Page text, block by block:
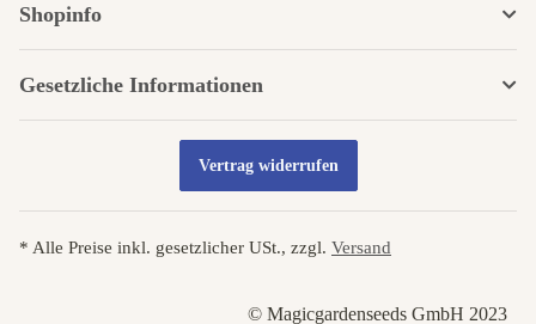
Shopinfo
Gesetzliche Informationen
Vertrag widerrufen
* Alle Preise inkl. gesetzlicher USt., zzgl. Versand
© Magicgardenseeds GmbH 2023